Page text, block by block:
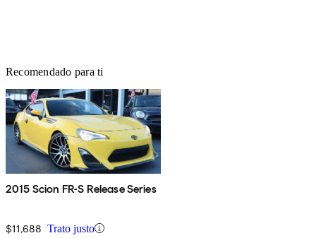
Recomendado para ti
2015 Scion FR-S Release Series
$11,688 Trato justo